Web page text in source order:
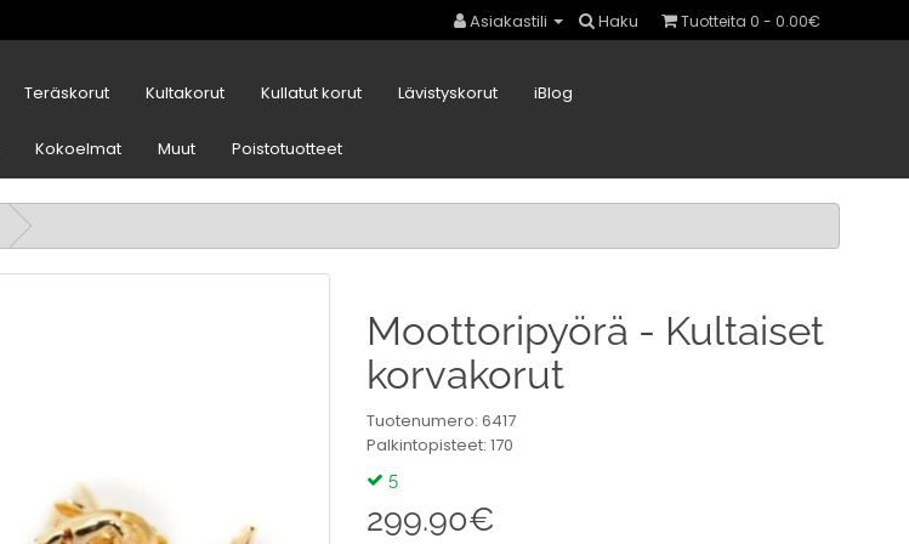
Asiakastili Haku Tuotteita 0 - 0.00€
Teräskorut Kultakorut Kullatut korut Lävistyskorut iBlog
Kokoelmat Muut Poistotuotteet
Moottoripyörä - Kultaiset
korvakorut
Tuotenumero: 6417
Palkintopisteet: 170
5
299.90€